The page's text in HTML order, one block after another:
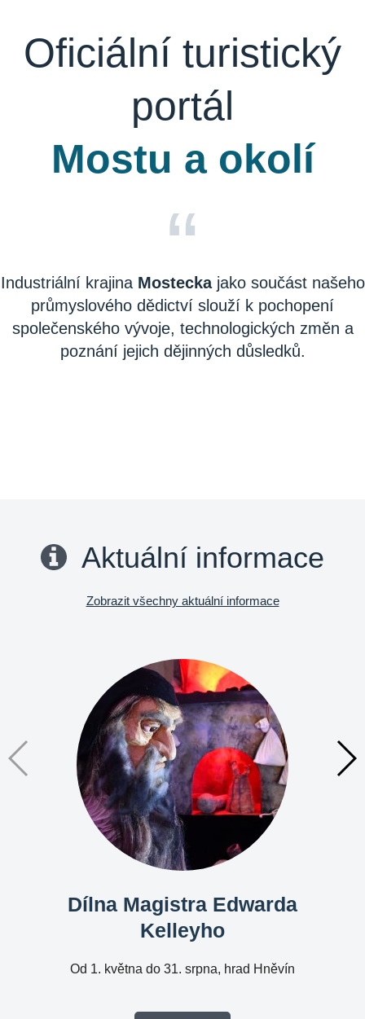
Oficiální turistický
portál
Mostu a okolí
“
Industriální krajina Mosteckajako součást našeho
průmyslového dědictví slouží k pochopení
společenského vývoje, technologických změn a
poznání jejich dějinných důsledků.
Aktuální informace
Zobrazit všechny aktuální informace
Dílna Magistra Edwarda
Kelleyho
Od 1. května do 31. srpna, hrad Hněvín